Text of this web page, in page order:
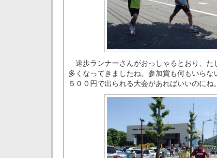
速歩ランナーさんがおっしゃるとおり、た
多くなってきましたね。参加賞も何もいら
５００円で出られる大会があればいいのにね